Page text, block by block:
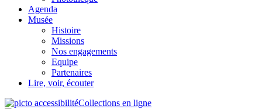
Agenda
Musée
Histoire
Missions
Nos engagements
Equipe
Partenaires
Lire, voir, écouter
Collections en ligne